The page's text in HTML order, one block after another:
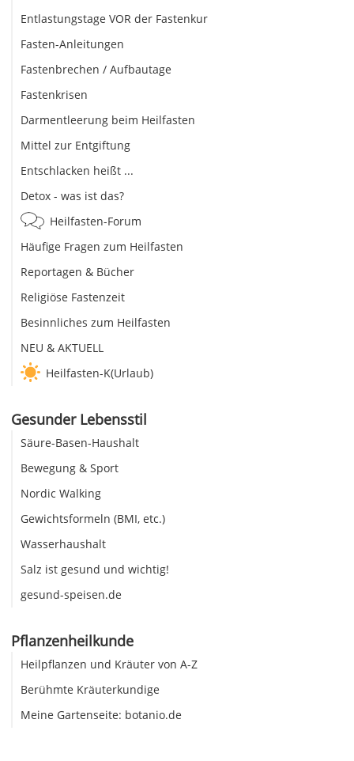
Entlastungstage VOR der Fastenkur
Fasten-Anleitungen
Fastenbrechen / Aufbautage
Fastenkrisen
Darmentleerung beim Heilfasten
Mittel zur Entgiftung
Entschlacken heißt ...
Detox - was ist das?
Heilfasten-Forum
Häufige Fragen zum Heilfasten
Reportagen & Bücher
Religiöse Fastenzeit
Besinnliches zum Heilfasten
NEU & AKTUELL
Heilfasten-K(Urlaub)
Gesunder Lebensstil
Säure-Basen-Haushalt
Bewegung & Sport
Nordic Walking
Gewichtsformeln (BMI, etc.)
Wasserhaushalt
Salz ist gesund und wichtig!
gesund-speisen.de
Pflanzenheilkunde
Heilpflanzen und Kräuter von A-Z
Berühmte Kräuterkundige
Meine Gartenseite: botanio.de